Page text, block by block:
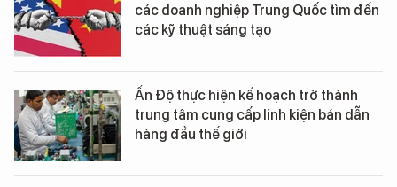
các doanh nghiệp Trung Quốc tìm đến
các kỹ thuật sáng tạo
Ấn Độ thực hiện kế hoạch trở thành
trung tâm cung cấp linh kiện bán dẫn
hàng đầu thế giới